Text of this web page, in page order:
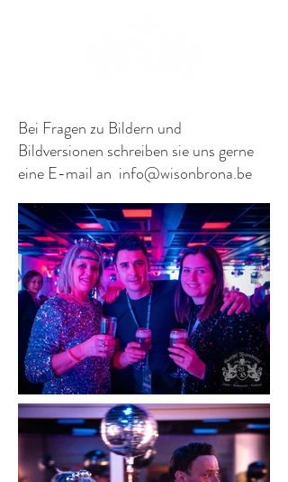
Bei Fragen zu Bildern und
Bildversionen schreiben sie uns gerne
eine E-mail an info@wisonbrona.be